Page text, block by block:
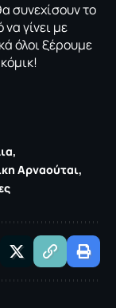
συνεχίσουν το
γίνει με
όλοι ξέρουμε
Αρναούται